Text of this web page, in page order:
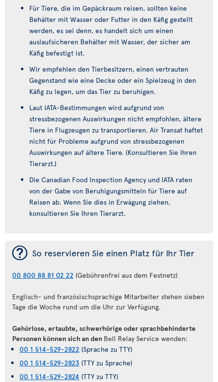
Für Tiere, die im Gepäckraum reisen, sollten keine
Behälter mit Wasser oder Futter in den Käfig gestellt
werden, es sei denn, es handelt sich um einen
auslaufsicheren Behälter mit Wasser, der sicher am
Käfig befestigt ist.
Wir empfehlen den Tierbesitzern, einen vertrauten
Gegenstand wie eine Decke oder ein Spielzeug in den
Käfig zu legen, um das Tier zu beruhigen.
Laut IATA-Bestimmungen wird aufgrund von
stressbezogenen Auswirkungen nicht empfohlen, ältere
Tiere in Flugzeugen zu transportieren. Air Transat haftet
nicht für Probleme aufgrund von stressbezogenen
Auswirkungen auf ältere Tiere. (Konsultieren Sie Ihren
Tierarzt.)
Die Canadian Food Inspection Agency und IATA raten
von der Gabe von Beruhigungsmitteln für Tiere auf
Reisen ab. Wenn Sie dies in Erwägung ziehen,
konsultieren Sie Ihren Tierarzt.
¯ So reservieren Sie einen Platz für Ihr Tier
00 800 88 81 02 22 (Gebührenfrei aus dem Festnetz)
Englisch- und französischsprachige Mitarbeiter stehen sieben
Tage die Woche rund um die Uhr zur Verfügung.
Gehörlose, ertaubte, schwerhörige oder sprachbehinderte
Personen können sich an den Bell Relay Service wenden:
00 1 514-529-2822 (Sprache zu TTY)
00 1 514-529-2823 (TTY zu Sprache)
00 1 514-529-2824 (TTY zu TTY)